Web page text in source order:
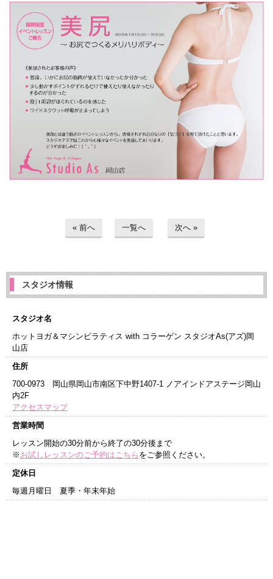
« 前へ 一覧へ 次へ »
スタジオ情報
スタジオ名
ホットヨガ＆マシンピラティス with コラーゲン スタジオAs(アズ)岡
山店
住所
700-0973 岡山県岡山市南区下中野1407-1 ノアインドアステージ岡山
内2F
アクセスマップ
営業時間
レッスン開始の30分前から終了の30分後まで
※ お試しレッスンのご予約はこちら をご参照ください。
定休日
毎週月曜日 夏季・年末年始